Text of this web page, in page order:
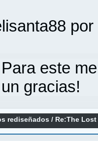
Para este
un gracias!
rediseñados / Re:The